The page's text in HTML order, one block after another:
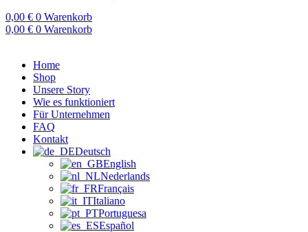
0,00 € 0 Warenkorb
0,00 € 0 Warenkorb
Home
Shop
Unsere Story
Wie es funktioniert
Für Unternehmen
FAQ
Kontakt
Deutsch
English
Nederlands
Français
Italiano
Portuguesa
Español